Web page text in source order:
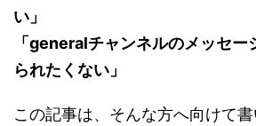
い」
「generalチャンネルのメッセー
られたくない」
この記事は、そんな方へ向けて書